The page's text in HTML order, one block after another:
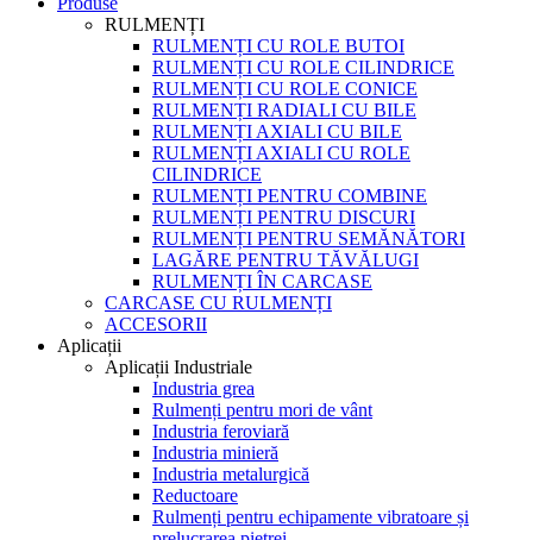
RULMENȚI
RULMENȚI CU ROLE BUTOI
RULMENȚI CU ROLE CILINDRICE
RULMENȚI CU ROLE CONICE
RULMENȚI RADIALI CU BILE
RULMENȚI AXIALI CU BILE
RULMENȚI AXIALI CU ROLE
CILINDRICE
RULMENȚI PENTRU COMBINE
RULMENȚI PENTRU DISCURI
RULMENȚI PENTRU SEMĂNĂTORI
LAGĂRE PENTRU TĂVĂLUGI
RULMENȚI ÎN CARCASE
CARCASE CU RULMENȚI
ACCESORII
Aplicații
Aplicații Industriale
Industria grea
Rulmenți pentru mori de vânt
Industria feroviară
Industria minieră
Industria metalurgică
Reductoare
Rulmenți pentru echipamente vibratoare și